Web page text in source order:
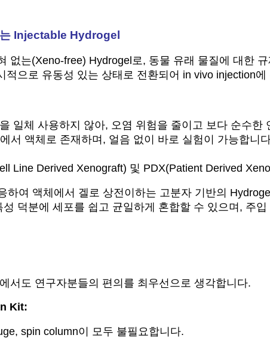
Injectable Hydrogel
없는(Xeno-free) Hydrogel로, 동물 유래 물질에 대한
적으로 유동성 있는 상태로 전환되어 in vivo injection
일체 사용하지 않아, 오염 위험을 줄이고 보다 순수한
서 액체로 존재하며, 얼음 없이 바로 실험이 가능합니
Line Derived Xenograft) 및 PDX(Patient Derived
하여 액체에서 겔로 상전이하는 고분자 기반의
덕분에 세포를 쉽고 균일하게 혼합할 수 있으며, 주
서도 연구자분들의 편의를 최우선으로 생각합니다.
Kit:
spin column이 모두 불필요합니다.